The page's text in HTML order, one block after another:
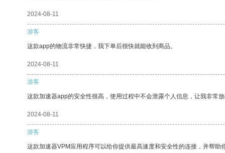
2024-08-11
游客
这款app的物流非常快捷，我下单后很快就能收到商品。
2024-08-11
游客
这款加速器app的安全性很高，使用过程中不会泄露个人信息，让我非常
2024-08-11
游客
这款加速器VPM应用程序可以给你提供最高速度和安全性的连接，并帮助